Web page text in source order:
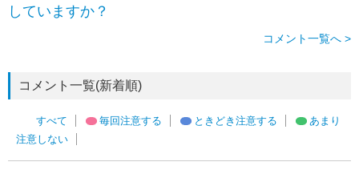
していますか？
コメント一覧へ >
コメント一覧(新着順)
すべて 毎回注意する ときどき注意する
あまり
注意しない